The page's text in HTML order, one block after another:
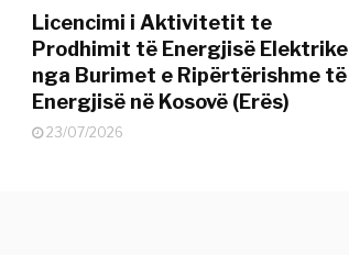
Licencimi i Aktivitetit te
Prodhimit të Energjisë Elektrike
nga Burimet e Ripërtërishme të
Energjisë në Kosovë (Erës)
23/07/2026